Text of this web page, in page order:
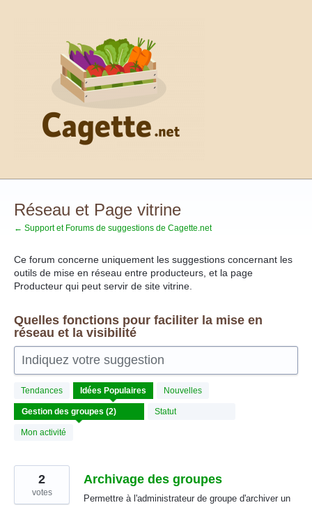
Réseau et Page vitrine
← Support et Forums de suggestions de Cagette.net
Ce forum concerne uniquement les suggestions concernant les
outils de mise en réseau entre producteurs, et la page
Producteur qui peut servir de site vitrine.
Quelles fonctions pour faciliter la mise en
réseau et la visibilité
Indiquez votre suggestion
Tendances Idées Populaires Nouvelles
Statut
Mon activité
résultats
trouvés
Archivage des groupes
Permettre à l'administrateur de groupe d'archiver un
2
votes